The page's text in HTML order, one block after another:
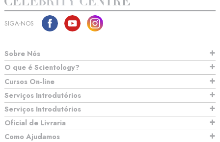
SIGA‑NOS
Sobre Nós
O que é Scientology?
Cursos On‑line
Serviços Introdutórios
Serviços Introdutórios
Oficial de Livraria
Como Ajudamos